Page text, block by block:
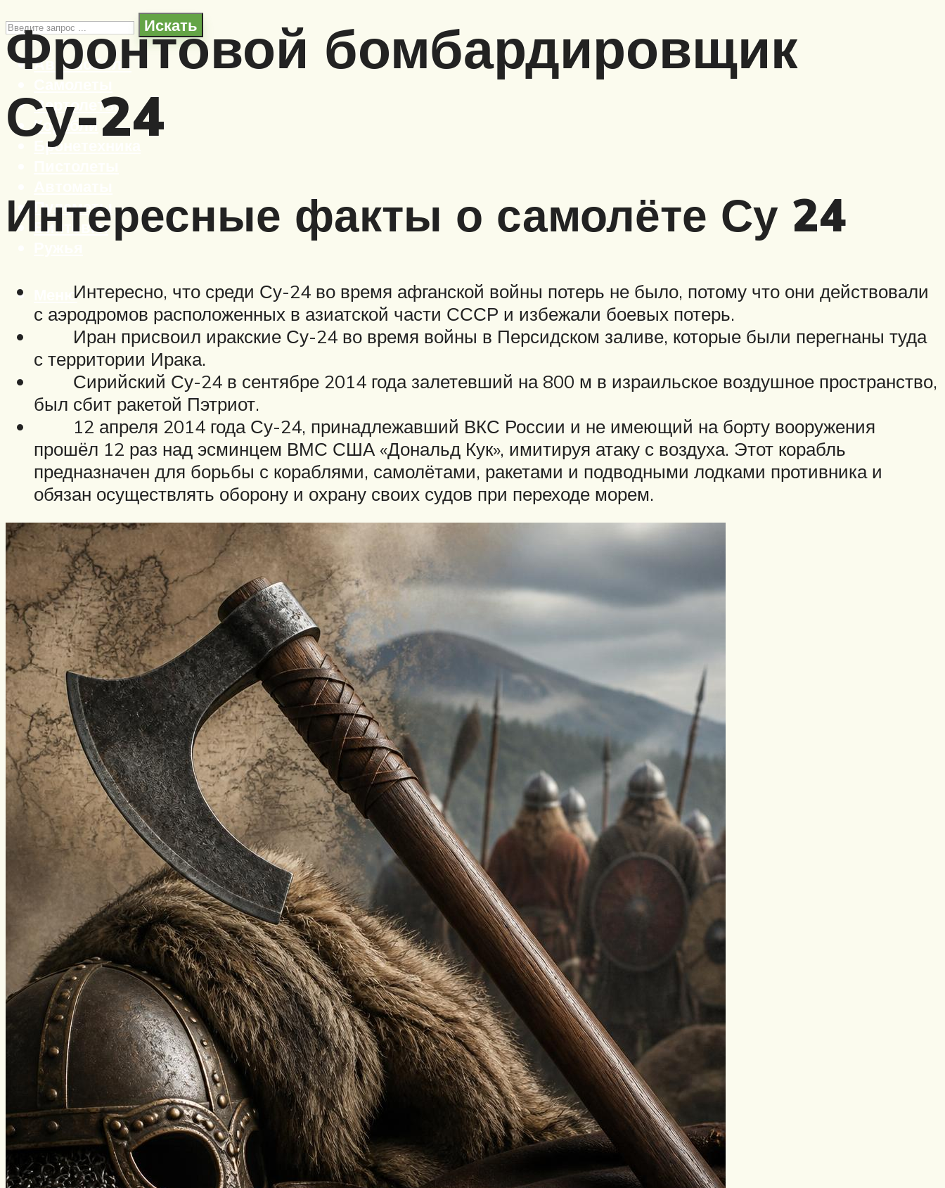
Искать
Автомобили
Самолеты
Вертолеты
Корабли
Бронетехника
Пулеметы
Винтовки
Меню
Фронтовой бомбардировщик
Су-24
Интересные факты о самолёте Су 24
Интересно, что среди Су-24 во время афганской войны потерь не было, потому что они действовали
с аэродромов расположенных в азиатской части СССР и избежали боевых потерь.
Иран присвоил иракские Су-24 во время войны в Персидском заливе, которые были перегнаны туда
с территории Ирака.
Сирийский Су-24 в сентябре 2014 года залетевший на 800 м в израильское воздушное пространство,
был сбит ракетой Пэтриот.
12 апреля 2014 года Су-24, принадлежавший ВКС России и не имеющий на борту вооружения
прошёл 12 раз над эсминцем ВМС США «Дональд Кук», имитируя атаку с воздуха. Этот корабль
предназначен для борьбы с кораблями, самолётами, ракетами и подводными лодками противника и
обязан осуществлять оборону и охрану своих судов при переходе морем.